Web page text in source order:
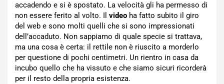
accadendo e si è spostato. La velocità gli ha permesso di
non essere ferito al volto. Il video ha fatto subito il giro
del web e sono molti quelli che si sono impressionati
dell’accaduto. Non sappiamo di quale specie si trattava,
ma una cosa è certa: il rettile non è riuscito a morderlo
per questione di pochi centimetri. Un rientro in casa da
incubo quello che ha vissuto e che siamo sicuri ricorderà
per il resto della propria esistenza.